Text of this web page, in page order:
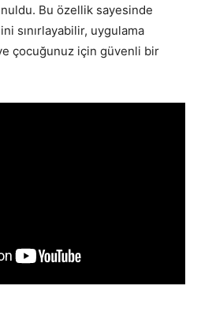
Bu özellik sayesinde
sınırlayabilir, uygulama
ve çocuğunuz için güvenli bir